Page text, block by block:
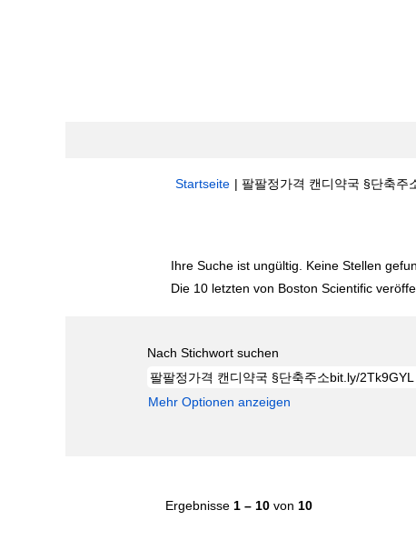
Startseite | 팔팔정가격 캔디약국 §단축주
Ihre Suche ist ungültig. Keine Stellen
Die 10 letzten von Boston Scientific
Nach Stichwort suchen
Mehr Optionen anzeigen
Ergebnisse 1 – 10 von 10